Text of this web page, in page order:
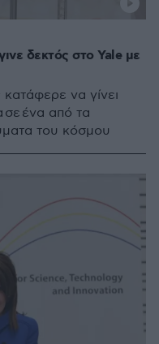
δεκτός στο Yale με
να γίνει
σε ένα από τα
του κόσμου